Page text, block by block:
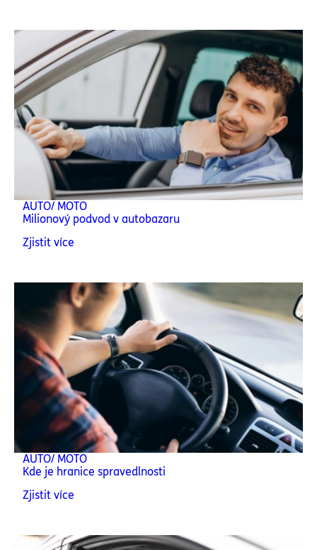
AUTO/ MOTO
Milionový podvod v autobazaru
Zjistit více
AUTO/ MOTO
Kde je hranice spravedlnosti
Zjistit více